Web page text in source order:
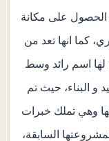
الحصول على مكانة
كما انها تعد من
اسم رائد وسط
و البناء، حيث تم
2014 ومنذ نشأتها وهي تملك خبرات
السابقة،